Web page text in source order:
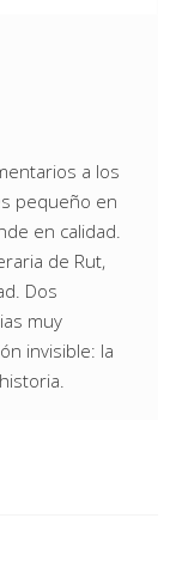
a los
pequeño en
en calidad.
de Rut,
Dos
muy
invisible: la